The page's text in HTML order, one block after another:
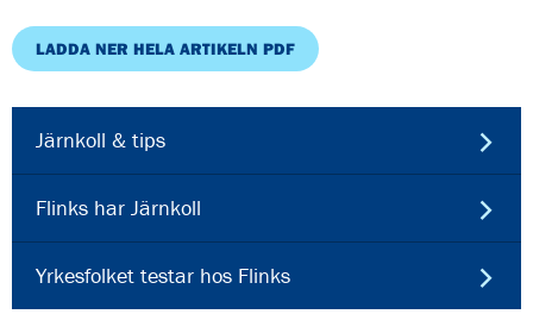
LADDA NER HELA ARTIKELN PDF
Järnkoll & tips
Flinks har Järnkoll
Yrkesfolket testar hos Flinks